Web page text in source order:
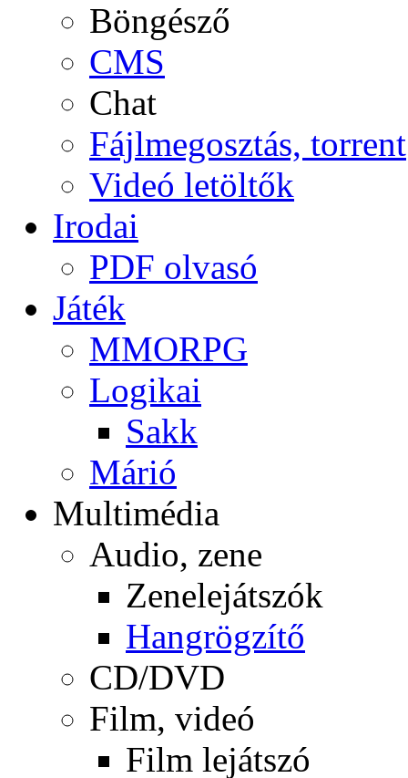
Böngésző
CMS
Chat
Fájlmegosztás, torrent
Videó letöltők
Irodai
PDF olvasó
Játék
MMORPG
Logikai
Sakk
Márió
Multimédia
Audio, zene
Zenelejátszók
Hangrögzítő
CD/DVD
Film, videó
Film lejátszó